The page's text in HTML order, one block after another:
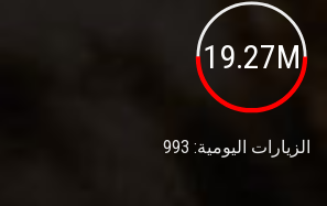
19.27M
الزيارات اليومية: 993